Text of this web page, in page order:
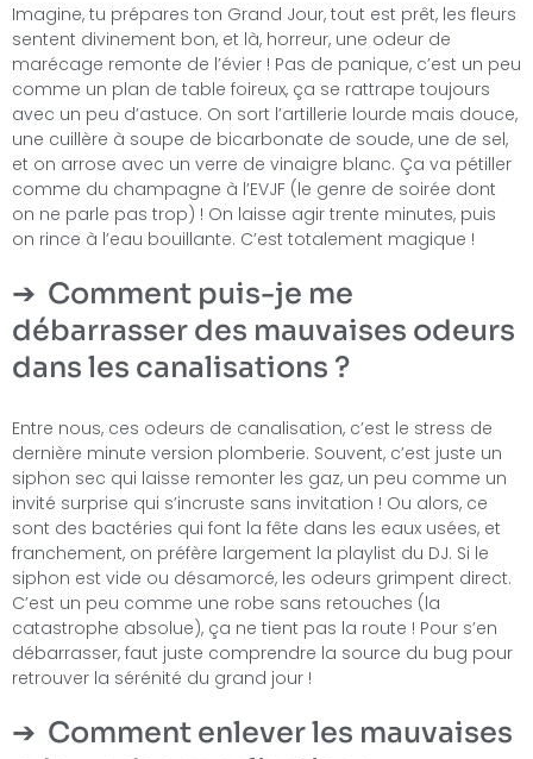
Imagine, tu prépares ton Grand Jour, tout est prêt, les fleurs
sentent divinement bon, et là, horreur, une odeur de
marécage remonte de l’évier ! Pas de panique, c’est un peu
comme un plan de table foireux, ça se rattrape toujours
avec un peu d’astuce. On sort l’artillerie lourde mais douce,
une cuillère à soupe de bicarbonate de soude, une de sel,
et on arrose avec un verre de vinaigre blanc. Ça va pétiller
comme du champagne à l’EVJF (le genre de soirée dont
on ne parle pas trop) ! On laisse agir trente minutes, puis
on rince à l’eau bouillante. C’est totalement magique !
Comment puis-je me
débarrasser des mauvaises odeurs
dans les canalisations ?
Entre nous, ces odeurs de canalisation, c’est le stress de
dernière minute version plomberie. Souvent, c’est juste un
siphon sec qui laisse remonter les gaz, un peu comme un
invité surprise qui s’incruste sans invitation ! Ou alors, ce
sont des bactéries qui font la fête dans les eaux usées, et
franchement, on préfère largement la playlist du DJ. Si le
siphon est vide ou désamorcé, les odeurs grimpent direct.
C’est un peu comme une robe sans retouches (la
catastrophe absolue), ça ne tient pas la route ! Pour s’en
débarrasser, faut juste comprendre la source du bug pour
retrouver la sérénité du grand jour !
Comment enlever les mauvaises